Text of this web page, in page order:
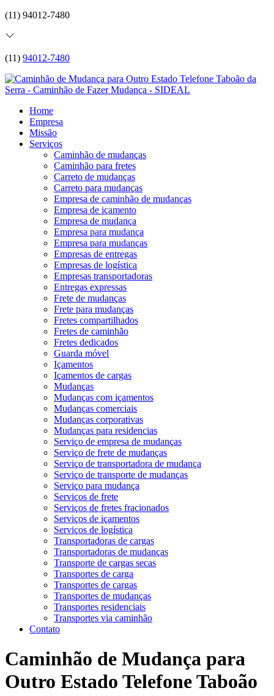
(11) 94012-7480
(11) 94012-7480
Home
Empresa
Missão
Serviços
Caminhão de mudanças
Caminhão para fretes
Carreto de mudanças
Carreto para mudanças
Empresa de caminhão de mudanças
Empresa de içamento
Empresa de mudança
Empresa para mudança
Empresa para mudanças
Empresas de entregas
Empresas de logística
Empresas transportadoras
Entregas expressas
Frete de mudanças
Frete para mudanças
Fretes compartilhados
Fretes de caminhão
Fretes dedicados
Guarda móvel
Içamentos
Içamentos de cargas
Mudanças
Mudanças com içamentos
Mudanças comerciais
Mudanças corporativas
Mudanças para residencias
Serviço de empresa de mudanças
Serviço de frete de mudanças
Serviço de transportadora de mudança
Serviço de transporte de mudanças
Serviço para mudança
Serviços de frete
Serviços de fretes fracionados
Serviços de içamentos
Serviços de logística
Transportadoras de cargas
Transportadoras de mudanças
Transporte de cargas secas
Transportes de carga
Transportes de cargas
Transportes de mudanças
Transportes residenciais
Transportes via caminhão
Contato
Caminhão de Mudança para
Outro Estado Telefone Taboão